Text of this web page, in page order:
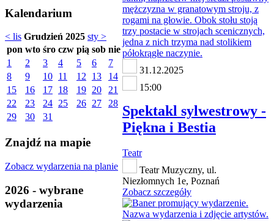
Kalendarium
< lis Grudzień 2025 sty >
pon wto śro czw pią sob nie
1
2 3 4 5 6
7
8
9 10 11 12 13
14
15
16 17 18 19 20
21
22
23 24 25 26 27
28
29
30 31
Znajdź na mapie
Zobacz wydarzenia na planie
2026 - wybrane
wydarzenia
31.12.2025
15:00
Spektakl sylwestrowy -
Piękna i Bestia
Teatr
Teatr Muzyczny, ul.
Niezłomnych 1e, Poznań
Zobacz szczegóły